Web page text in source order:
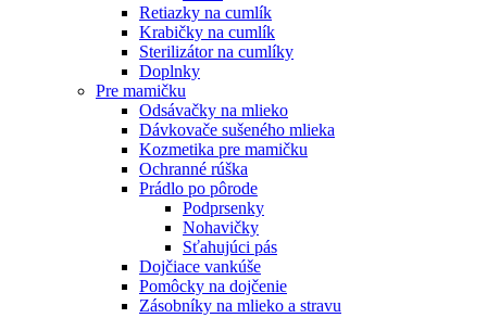
Retiazky na cumlík
Krabičky na cumlík
Sterilizátor na cumlíky
Doplnky
Pre mamičku
Odsávačky na mlieko
Dávkovače sušeného mlieka
Kozmetika pre mamičku
Ochranné rúška
Prádlo po pôrode
Podprsenky
Nohavičky
Sťahujúci pás
Dojčiace vankúše
Pomôcky na dojčenie
Zásobníky na mlieko a stravu